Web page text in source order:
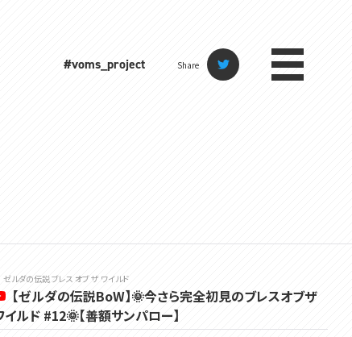
#voms_project Share
ゼルダの伝説 ブレス オブ ザ ワイルド
【ゼルダの伝説BoW】🌞今さら完全初見のブレスオブザ
イルド #12🌞【善額サンパロー】